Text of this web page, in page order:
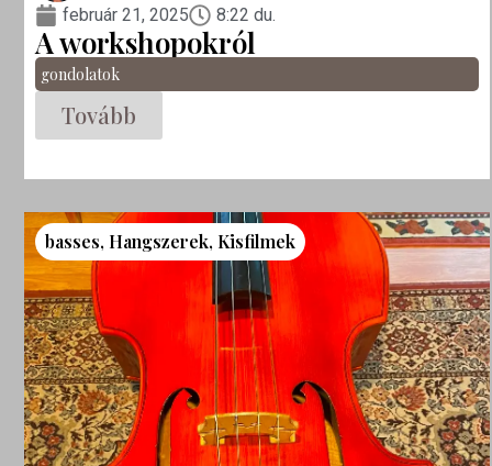
február 21, 2025
8:22 du.
A workshopokról
gondolatok
Tovább
basses, Hangszerek, Kisfilmek